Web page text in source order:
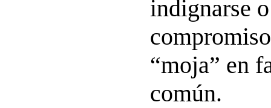
indignarse
“moja” en
común.